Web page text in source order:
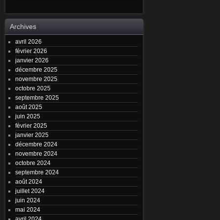
Archives
avril 2026
février 2026
janvier 2026
décembre 2025
novembre 2025
octobre 2025
septembre 2025
août 2025
juin 2025
février 2025
janvier 2025
décembre 2024
novembre 2024
octobre 2024
septembre 2024
août 2024
juillet 2024
juin 2024
mai 2024